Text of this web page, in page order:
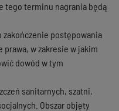
tego terminu nagrania będą
zakończenie postępowania
w zakresie w jakim
dowód w tym
sanitarnych, szatni,
Obszar objęty